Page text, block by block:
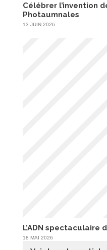
Célébrer l’invention
Photaumnales
13 JUIN 2026
L’ADN spectaculaire
18 MAI 2026